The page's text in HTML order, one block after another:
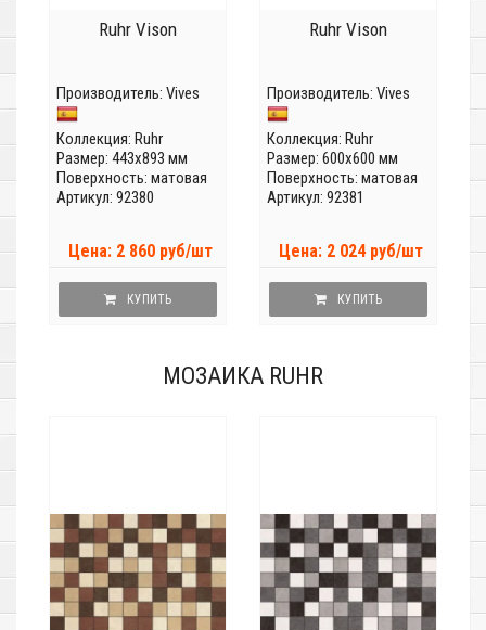
Ruhr Vison
Производитель: Vives
Коллекция: Ruhr
Размер: 443x893 мм
Поверхность: матовая
Артикул: 92380
Цена: 2 860 руб/шт
КУПИТЬ
Ruhr Vison
Производитель: Vives
Коллекция: Ruhr
Размер: 600x600 мм
Поверхность: матовая
Артикул: 92381
Цена: 2 024 руб/шт
КУПИТЬ
МОЗАИКА RUHR